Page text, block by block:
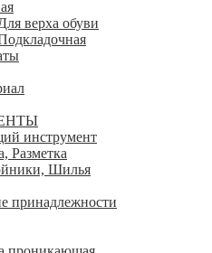
верха обуви
инструмент
Разметка
Шилья
принадлежности